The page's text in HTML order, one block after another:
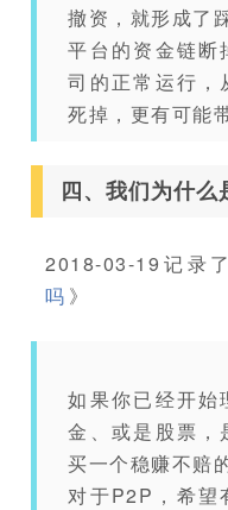
撤资，就形成了
平台的资金链断
司的正常运行，
死掉，更有可能
四、我们为什么
2018-03-19记录
吗 》
如果你已经开始
金、或是股票，
买一个稳赚不赔
对于P2P，希望